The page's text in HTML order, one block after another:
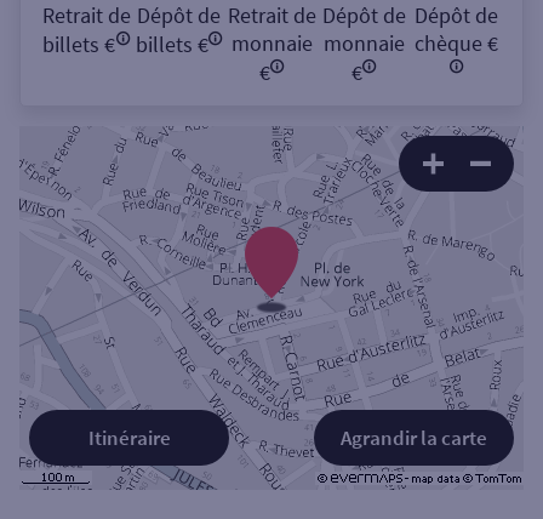
Retrait de
billets €
Dépôt de
billets €
Retrait de
monnaie
€
Dépôt de
monnaie
€
Dépôt de
chèque €
Agrandir la carte
Itinéraire